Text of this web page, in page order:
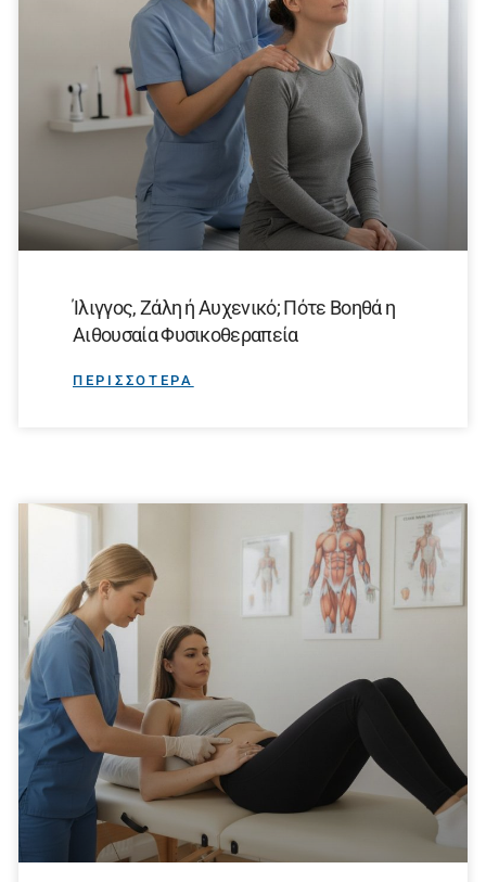
Ίλιγγος, Ζάλη ή Αυχενικό; Πότε Βοηθά η
Αιθουσαία Φυσικοθεραπεία
ΠΕΡΙΣΣΟΤΕΡΑ